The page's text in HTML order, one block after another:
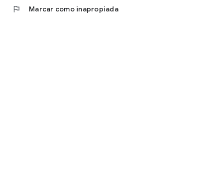
flag Marcar como inapropiada